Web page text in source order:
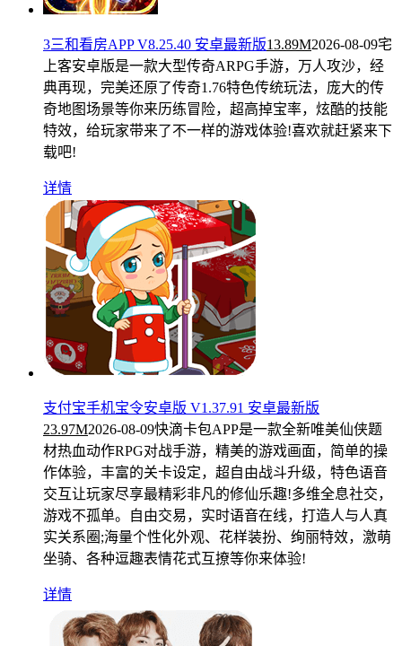
3三和看房APP V8.25.40 安卓最新版13.89M2026-08-09宅
上客安卓版是一款大型传奇ARPG手游，万人攻沙，经
典再现，完美还原了传奇1.76特色传统玩法，庞大的传
奇地图场景等你来历练冒险，超高掉宝率，炫酷的技能
特效，给玩家带来了不一样的游戏体验!喜欢就赶紧来下
载吧!
详情
支付宝手机宝令安卓版 V1.37.91 安卓最新版
23.97M2026-08-09快滴卡包APP是一款全新唯美仙侠题
材热血动作RPG对战手游，精美的游戏画面，简单的操
作体验，丰富的关卡设定，超自由战斗升级，特色语音
交互让玩家尽享最精彩非凡的修仙乐趣!多维全息社交，
游戏不孤单。自由交易，实时语音在线，打造人与人真
实关系圈;海量个性化外观、花样装扮、绚丽特效，激萌
坐骑、各种逗趣表情花式互撩等你来体验!
详情